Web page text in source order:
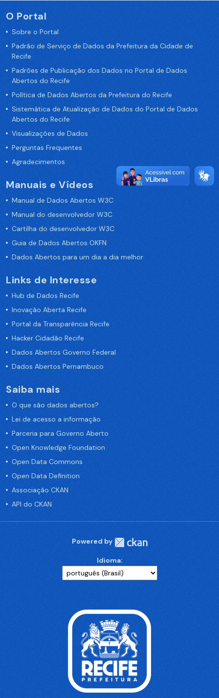
O Portal
Sobre o Portal
Padrão de Serviço de Dados da Prefeitura da Cidade de
Recife
Padrões de Publicação dos Dados no Portal de Dados
Abertos do Recife
Política de Dados Abertos da Prefeitura do Recife
Sistemática de Atualização de Dados do Portal de Dados
Abertos do Recife
Visualizações de Dados
Perguntas Frequentes
Agradecimentos
Manuais e Vídeos
Manual de Dados Abertos W3C
Manual do desenvolvedor W3C
Cartilha do desenvolvedor W3C
Guia de Dados Abertos OKFN
Dados Abertos para um dia a dia melhor
Links de Interesse
Hub de Dados Recife
Inovação Aberta Recife
Portal da Transparência Recife
Hacker Cidadão Recife
Dados Abertos Governo Federal
Dados Abertos Pernambuco
Saiba mais
O que são dados abertos?
Lei de acesso a informação
Parceria para Governo Aberto
Open Knowledge Foundation
Open Data Commons
Open Data Definition
Associação CKAN
API do CKAN
Powered by
Idioma